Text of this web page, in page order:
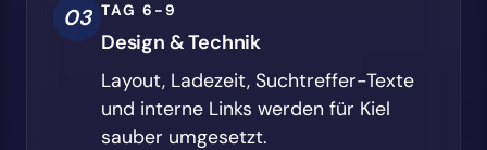
03 TAG 6-9
Design & Technik
Layout, Ladezeit, Suchtreffer-Texte
und interne Links werden für Kiel
sauber umgesetzt.